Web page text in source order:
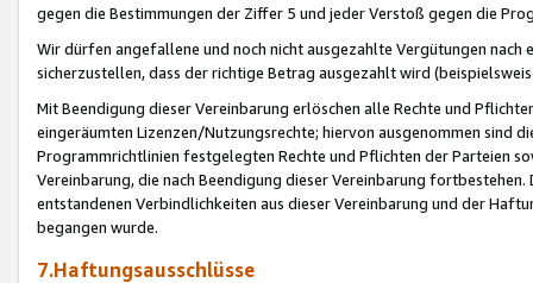
gegen die Bestimmungen der Ziffer 5 und jeder Verstoß gegen die
Wir dürfen angefallene und noch nicht ausgezahlte Vergütungen
sicherzustellen, dass der richtige Betrag ausgezahlt wird
Mit Beendigung dieser Vereinbarung erlöschen alle Rechte und
eingeräumten Lizenzen/Nutzungsrechte; hiervon ausgenommen sind
Programmrichtlinien festgelegten Rechte und Pflichten der Parteien
Vereinbarung, die nach Beendigung dieser Vereinbarung
entstandenen Verbindlichkeiten aus dieser Vereinbarung und der
begangen wurde.
7.Haftungsausschlüsse